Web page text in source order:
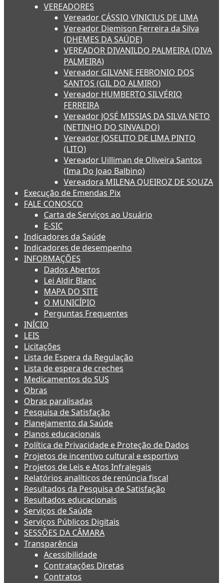
VEREADORES
Vereador CÁSSIO VINICIUS DE LIMA
Vereador Diemison Ferreira da Silva
(DHEMES DA SAÚDE)
VEREADOR DIVANILDO PALMEIRA (DIVA
PALMEIRA)
Vereador GILVANE FEBRONIO DOS
SANTOS (GIL DO ALMIRO)
Vereador HUMBERTO SILVÉRIO
FERREIRA
Vereador JOSÉ MISSIAS DA SILVA NETO
(NETINHO DO SINVALDO)
Vereador JOSELITO DE LIMA PINTO
(LITO)
Vereador Uilliman de Oliveira Santos
(Ima Do Joao Balbino)
Vereadora MILENA QUEIROZ DE SOUZA
Execução de Emendas Pix
FALE CONOSCO
Carta de Serviços ao Usuário
E-SIC
Indicadores da Saúde
Indicadores de desempenho
INFORMAÇÕES
Dados Abertos
Lei Aldir Blanc
MAPA DO SITE
O MUNICÍPIO
Perguntas Frequentes
INÍCIO
LEIS
Licitações
Lista de Espera da Regulação
Lista de espera de creches
Medicamentos do SUS
Obras
Obras paralisadas
Pesquisa de Satisfação
Planejamento da Saúde
Planos educacionais
Política de Privacidade e Proteção de Dados
Projetos de incentivo cultural e esportivo
Projetos de Leis e Atos Infralegais
Relatórios analíticos de renúncia fiscal
Resultados da Pesquisa de Satisfação
Resultados educacionais
Serviços de Saúde
Serviços Públicos Digitais
SESSÕES DA CÂMARA
Transparência
Acessibilidade
Contratações Diretas
Contratos